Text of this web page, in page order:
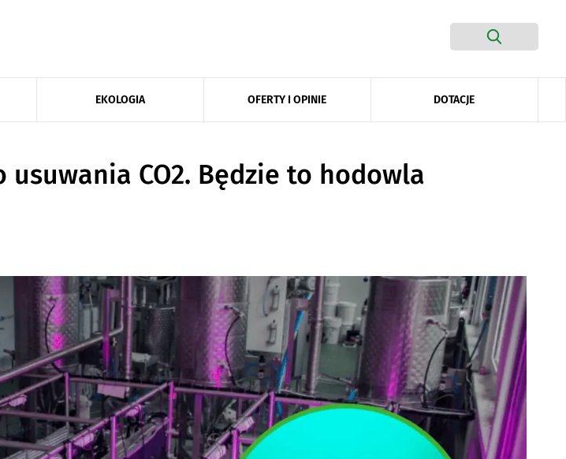
EKOLOGIA OFERTY I OPINIE DOTACJE
CO2. Będzie to hodowla